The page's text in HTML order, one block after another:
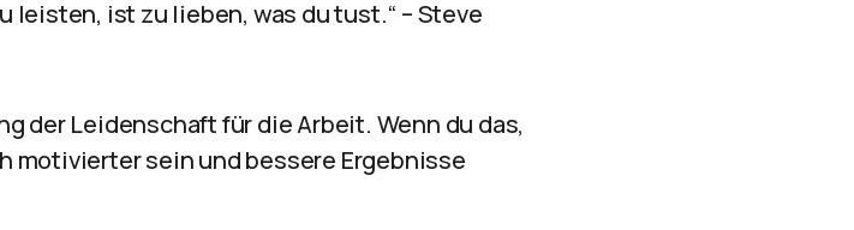
leisten, ist zu lieben, was du tust.“ – Steve
der Leidenschaft für die Arbeit. Wenn du das,
sein und bessere Ergebnisse